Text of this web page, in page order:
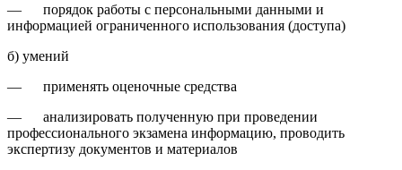
— порядок работы с персональными данными и
информацией ограниченного использования (доступа)
б) умений
— применять оценочные средства
— анализировать полученную при проведении
профессионального экзамена информацию, проводить
экспертизу документов и материалов